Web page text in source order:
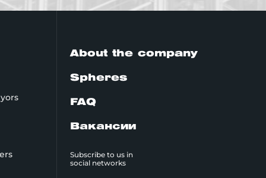
About the company
Spheres
FAQ
Вакансии
Subscribe to us in
social networks